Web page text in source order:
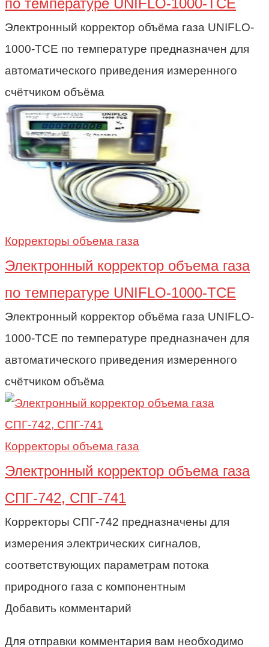
Электронный корректор объёма газа UNIFLO-
1000-TCE по температуре предназначен для
автоматического приведения измеренного
счётчиком объёма
Корректоры объема газа
Электронный корректор объема газа
по температуре UNIFLO-1000-TCE
Электронный корректор объёма газа UNIFLO-
1000-TCE по температуре предназначен для
автоматического приведения измеренного
счётчиком объёма
Корректоры объема газа
Электронный корректор объема газа
СПГ-742, СПГ-741
Корректоры СПГ-742 предназначены для
измерения электрических сигналов,
соответствующих параметрам потока
природного газа с компонентным
Добавить комментарий
Для отправки комментария вам необходимо